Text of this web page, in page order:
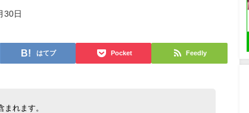
30日
はてブ Pocket Feedly
れます。